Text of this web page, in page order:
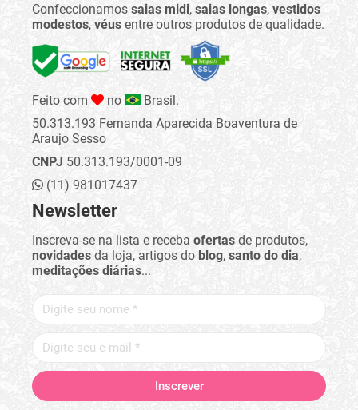
Confeccionamos saias midi, saias longas, vestidos
modestos, véus entre outros produtos de qualidade.
Feito com no
Brasil.
50.313.193 Fernanda Aparecida Boaventura de
Araujo Sesso
CNPJ 50.313.193/0001-09
(11) 981017437
Newsletter
Inscreva-se na lista e receba ofertas de produtos,
novidades da loja, artigos do blog, santo do dia,
meditações diárias...